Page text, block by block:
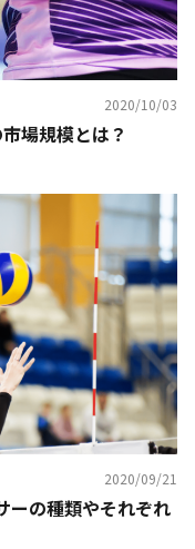
2020/10/03
場規模とは？
2020/09/21
ーの種類やそれぞれ